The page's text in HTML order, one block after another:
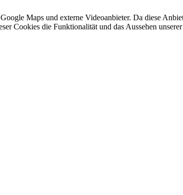
Maps und externe Videoanbieter. Da diese
Cookies die Funktionalität und das Aussehen